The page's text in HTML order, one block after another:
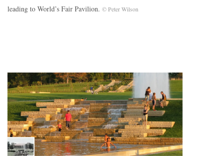
leading to World’s Fair Pavilion. © Peter Wilson